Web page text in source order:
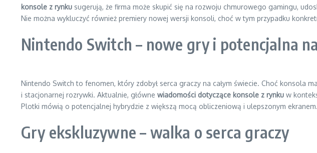
konsole z rynku sugerują, że firma może skupić się na rozwoju chmurowego gamingu,
Nie można wykluczyć również premiery nowej wersji konsoli, choć w tym przypadku
Nintendo Switch – nowe gry i potencjalna
Nintendo Switch to fenomen, który zdobył serca graczy na całym świecie. Choć konsola
i stacjonarnej rozrywki. Aktualnie, główne wiadomości dotyczące konsole z rynku w
Plotki mówią o potencjalnej hybrydzie z większą mocą obliczeniową i ulepszonym ekranem.
Gry ekskluzywne – walka o serca graczy